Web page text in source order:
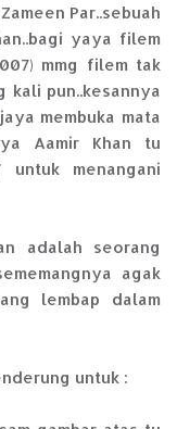
Par..sebuah
yaya filem
mmg filem tak
kali pun..kesannya
membuka mata
Aamir Khan tu
untuk menangani
adalah seorang
agak
lembap dalam
untuk :